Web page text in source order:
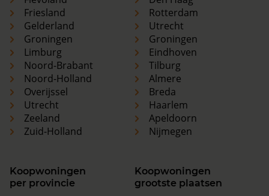
Friesland
Gelderland
Groningen
Limburg
Noord-Brabant
Noord-Holland
Overijssel
Utrecht
Zeeland
Zuid-Holland
Rotterdam
Utrecht
Groningen
Eindhoven
Tilburg
Almere
Breda
Haarlem
Apeldoorn
Nijmegen
Koopwoningen
per provincie
Koopwoningen
grootste plaatsen